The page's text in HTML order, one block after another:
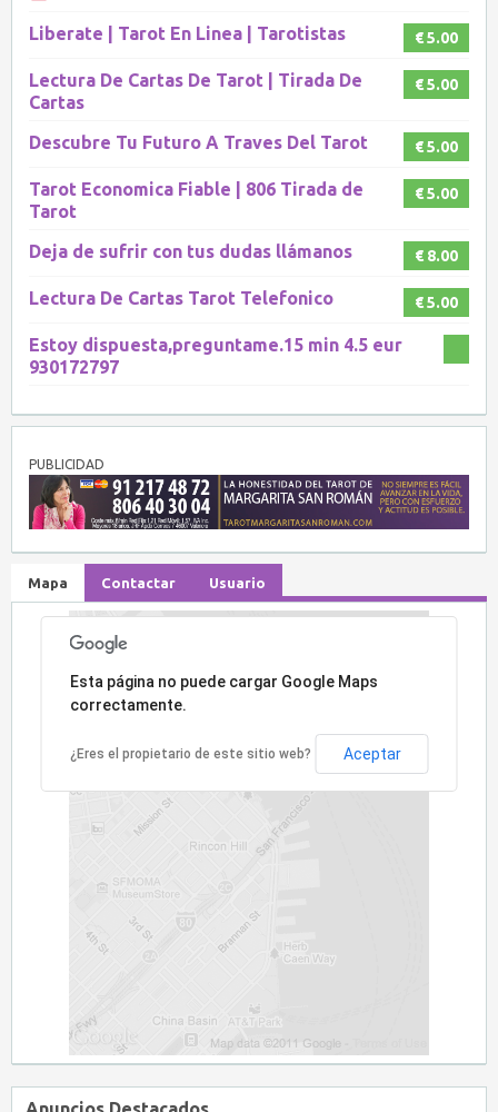
€ 5.00
Liberate | Tarot En Linea | Tarotistas
€ 5.00
Lectura De Cartas De Tarot | Tirada De
Cartas
€ 5.00
Descubre Tu Futuro A Traves Del Tarot
€ 5.00
Tarot Economica Fiable | 806 Tirada de
Tarot
€ 8.00
Deja de sufrir con tus dudas llámanos
€ 5.00
Lectura De Cartas Tarot Telefonico
Estoy dispuesta,preguntame.15 min 4.5 eur
930172797
PUBLICIDAD
Mapa Contactar Usuario
Lo sentimos, la dirección no ha sido encontrada.
Esta página no puede cargar Google Maps
correctamente.
¿Eres el propietario de este sitio web? Aceptar